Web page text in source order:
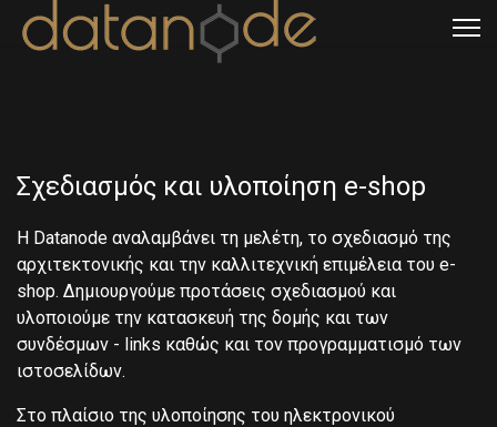
Σχεδιασμός και υλοποίηση e-shop
Η Datanode αναλαμβάνει τη μελέτη, το σχεδιασμό της
αρχιτεκτονικής και την καλλιτεχνική επιμέλεια του e-
shop. Δημιουργούμε προτάσεις σχεδιασμού και
υλοποιούμε την κατασκευή της δομής και των
συνδέσμων - links καθώς και τον προγραμματισμό των
ιστοσελίδων.
Στο πλαίσιο της υλοποίησης του ηλεκτρονικού